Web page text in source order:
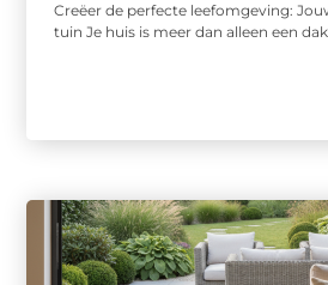
Creëer de perfecte leefomgeving:
tuin Je huis is meer dan alleen een